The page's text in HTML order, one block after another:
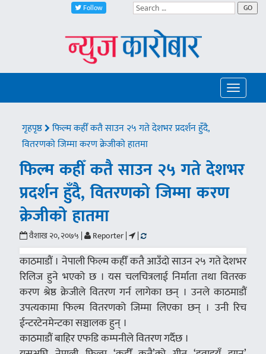
Follow GO
Toggle
गृहपृष्ठ
फिल्म कहीँ कतै साउन २५ गते देशभर प्रदर्शन हुँदै,
वितरणको जिम्मा करण क्रेजीको हातमा
फिल्म कहीँ कतै साउन २५ गते देशभर
प्रदर्शन हुँदै, वितरणको जिम्मा करण
क्रेजीको हातमा
वैशाख २०, २०७५ | Reporter | |
काठमाडौं । नेपाली फिल्म कहीँ कतै आउँदो साउन २५ गते देशभर
रिलिज हुने भएको छ । यस चलचित्रलाई निर्माता तथा वितरक
करण श्रेष्ठ क्रेजीले वितरण गर्न लागेका छन् । उनले काठमाडौं
उपत्यकामा फिल्म वितरणको जिम्मा लिएका छन् । उनी रिच
ईन्टरटेनमेन्टका सञ्चालक हुन् ।
काठमाडौं बाहिर एफडि कम्पनीले वितरण गर्दैछ ।